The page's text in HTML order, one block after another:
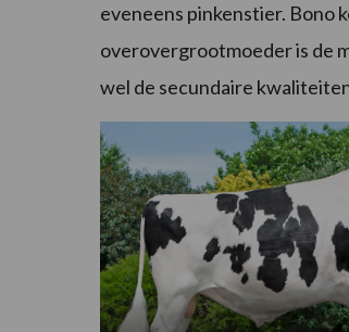
eveneens pinkenstier. Bono
overovergrootmoeder is de
wel de secundaire